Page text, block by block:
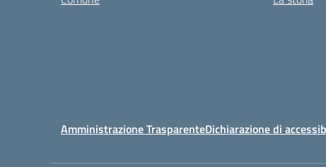
Amministrazione TrasparenteDichiarazione di